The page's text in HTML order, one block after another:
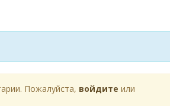
Пожалуйста, войдите или